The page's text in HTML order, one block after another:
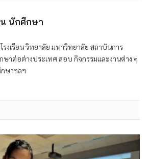
น นักศึกษา
รงเรียน วิทยาลัย มหาวิทยาลัย สถาบันการ
ษาต่อต่างประเทศ สอบ กิจกรรมและงานต่าง ๆ
ษาฯลฯ